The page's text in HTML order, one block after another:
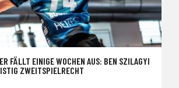
FÄLLT EINIGE WOCHEN AUS: BEN SZILAGYI
ZWEITSPIELRECHT